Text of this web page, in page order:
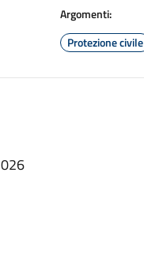
Argomenti:
Protezione civile